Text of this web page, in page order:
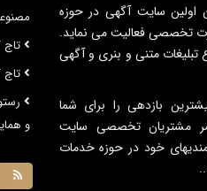
اولین سایت آگهی در حوزه
تخصصی فعالیت می نماید.
تبلیغات متنی و بنری و آگهی
بازدهی را برای شما
مشتریان تخصصی سایت
خود در حوزه خدمات
تاج
تاج
و